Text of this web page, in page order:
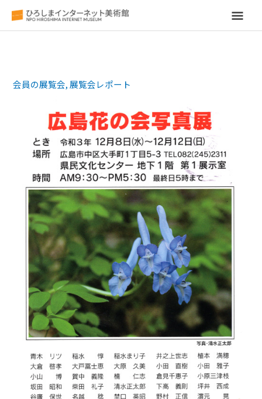
メ
会員の展覧会,展覧会レポート